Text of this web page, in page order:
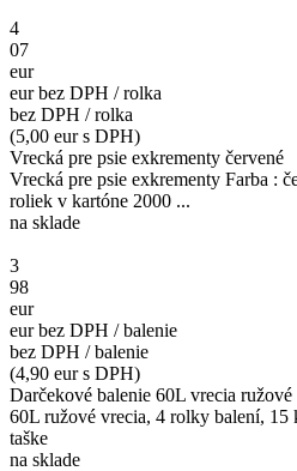
4
07
eur
eur bez DPH / rolka
bez DPH / rolka
(5,00 eur s DPH)
Vrecká pre psie exkrementy červené
Vrecká pre psie exkrementy Farba :
roliek v kartóne 2000 ...
na sklade
3
98
eur
eur bez DPH / balenie
bez DPH / balenie
(4,90 eur s DPH)
Darčekové balenie 60L vrecia ružové
60L ružové vrecia, 4 rolky balení, 15
taške
na sklade